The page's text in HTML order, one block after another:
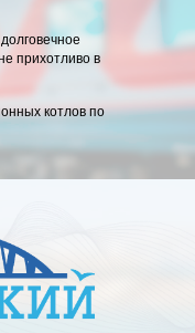
прихотливо в
котлов по